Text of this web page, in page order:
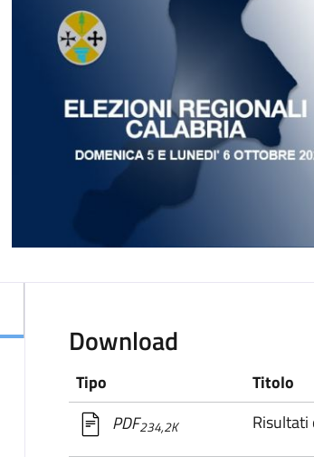
Download
Tipo Titolo
PDF234,2K Risultati